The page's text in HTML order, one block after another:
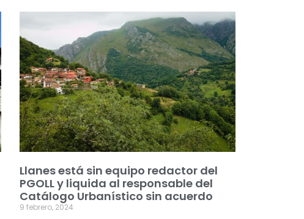
Llanes está sin equipo redactor del
PGOLL y liquida al responsable del
Catálogo Urbanístico sin acuerdo
9 febrero, 2024